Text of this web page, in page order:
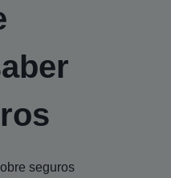
seguros